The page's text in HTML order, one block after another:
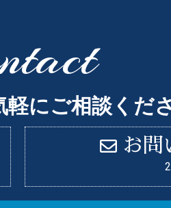
にご相談くださ
お問